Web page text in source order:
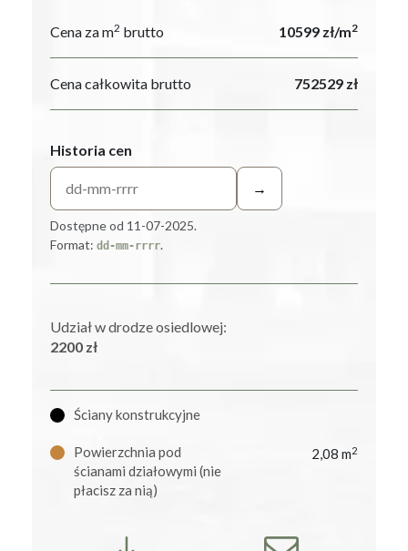
Cena za m2 brutto 10599 zł/m2
Cena całkowita brutto 752529 zł
Historia cen
→
Dostępne od 11-07-2025.
Format: dd-mm-rrrr.
Udział w drodze osiedlowej:
2200 zł
Ściany konstrukcyjne
Powierzchnia pod
ścianami działowymi (nie
płacisz za nią)
2,08 m2